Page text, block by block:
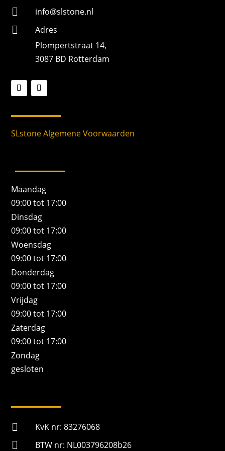
 info@slstone.nl

Adres
Plompertstraat 14,
3087 BD Rotterdam
SLstone Algemene Voorwaarden
Maandag
09:00 tot 17:00
Dinsdag
09:00 tot 17:00
Woensdag
09:00 tot 17:00
Donderdag
09:00 tot 17:00
Vrijdag
09:00 tot 17:00
Zaterdag
09:00 tot 17:00
Zondag
gesloten
 KvK nr: 83276068
 BTW nr: NL003796208b26